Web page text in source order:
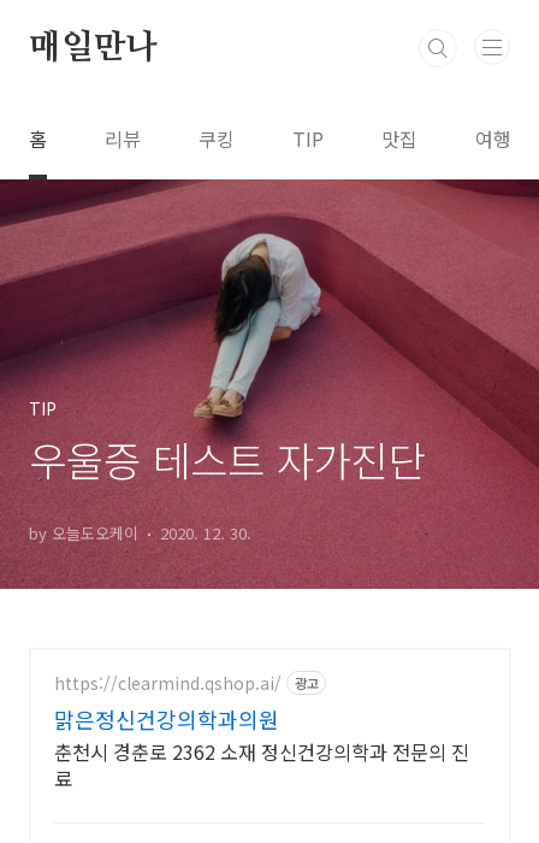
매일만나
홈 리뷰 쿠킹 TIP 맛집 여행
TIP
우울증 테스트 자가진단
by 오늘도오케이 2020. 12. 30.
https://clearmind.qshop.ai/ 광고
맑은정신건강의학과의원
춘천시 경춘로 2362 소재 정신건강의학과 전문의 진
료